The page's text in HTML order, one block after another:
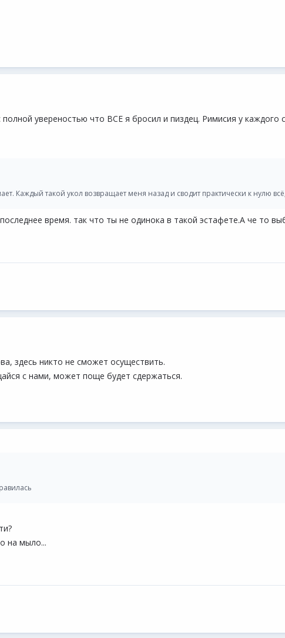
полной увереностью что ВСЕ я бросил и пиздец. Римисия у
Каждый такой укол возвращает меня назад и сводит практически к нулю
время. так что ты не одинока в такой эстафете.А че то
здесь никто не сможет осуществить.
с нами, может поще будет сдержаться.
на мыло...